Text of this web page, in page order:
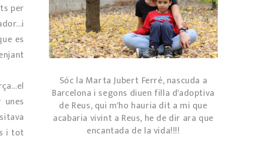
per
es
i tot
Sóc la Marta Jubert Ferré, nascuda a
Barcelona i segons diuen filla d'adoptiva
de Reus, qui m'ho hauria dit a mi que
acabaria vivint a Reus, he de dir ara que
encantada de la vida!!!!